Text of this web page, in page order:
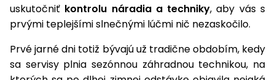
Náhradné
nože
Vidly
Štiepačky
dreva
Drviče
vetiev
boxy
Ochrana
Záhradné
koše
obrubníky
textílie
Odpudzovače
Príslušenstvo
stoly
dosky
Seniorské
Prilby
uskutočniť kontrolu náradia a techniky, aby vás s
prvými teplejšími slnečnými lúčmi nič nezaskočilo.
Prvé jarné dni totiž bývajú už tradične obdobím, kedy
sa servisy plnia sezónnou záhradnou technikou, na